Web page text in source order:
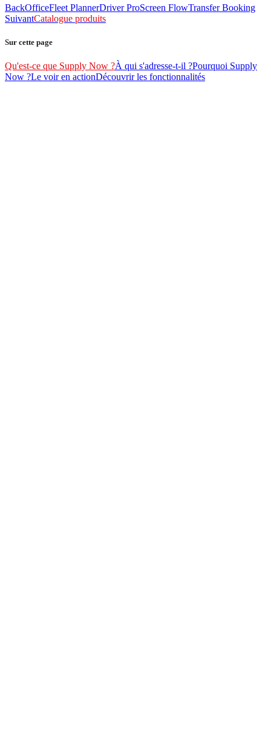
BackOfficeFleet PlannerDriver ProScreen FlowTransfer Booking
SuivantCatalogue produits
Sur cette page
Qu'est-ce que Supply Now ?À qui s'adresse-t-il ?Pourquoi Supply
Now ?Le voir en actionDécouvrir les fonctionnalités